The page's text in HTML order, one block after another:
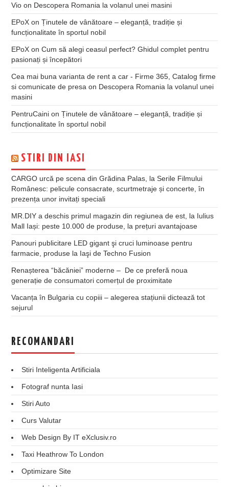
Vio on Descopera Romania la volanul unei masini
EPoX onȚinutele de vânătoare – eleganță, tradiție și
funcționalitate în sportul nobil
EPoX onCum să alegi ceasul perfect? Ghidul complet pentru
pasionați și începători
Cea mai buna varianta de rent a car - Firme 365, Catalog firme
si comunicate de presa on Descopera Romania la volanul unei
masini
PentruCaini onȚinutele de vânătoare – eleganță, tradiție și
funcționalitate în sportul nobil
STIRI DIN IASI
CARGO urcă pe scena din Grădina Palas, la Serile Filmului
Românesc: pelicule consacrate, scurtmetraje și concerte, în
prezența unor invitați speciali
MR.DIY a deschis primul magazin din regiunea de est, la Iulius
Mall Iași: peste 10.000 de produse, la prețuri avantajoase
Panouri publicitare LED gigant şi cruci luminoase pentru
farmacie, produse la Iaşi de Techno Fusion
Renașterea “băcăniei” moderne – De ce preferă noua
generație de consumatori comerțul de proximitate
Vacanța în Bulgaria cu copiii – alegerea stațiunii dictează tot
sejurul
RECOMANDARI
Stiri Inteligenta Artificiala
Fotograf nunta Iasi
Stiri Auto
Curs Valutar
Web Design By IT eXclusiv.ro
Taxi Heathrow To London
Optimizare Site